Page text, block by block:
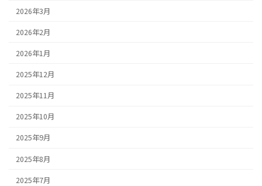
2026年3月
2026年2月
2026年1月
2025年12月
2025年11月
2025年10月
2025年9月
2025年8月
2025年7月